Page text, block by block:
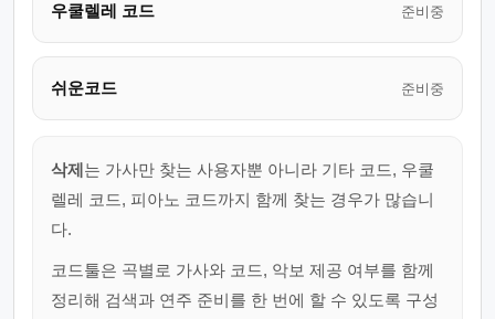
우쿨렐레 코드 준비중
쉬운코드 준비중
삭제 는 가사만 찾는 사용자뿐 아니라 기타 코드, 우쿨
렐레 코드, 피아노 코드까지 함께 찾는 경우가 많습니
다.
코드툴은 곡별로 가사와 코드, 악보 제공 여부를 함께
정리해 검색과 연주 준비를 한 번에 할 수 있도록 구성